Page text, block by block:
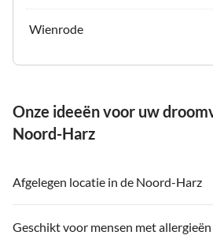
Wienrode
Onze ideeën voor uw
Noord-Harz
Afgelegen locatie in de Noord-Harz
Geschikt voor mensen met